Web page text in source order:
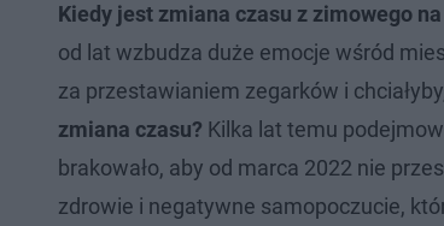
Kiedy jest zmiana czasu z zimowego
od lat wzbudza duże emocje wśród
za przestawianiem zegarków i
zmiana czasu? Kilka lat temu
brakowało, aby od marca 2022 nie
zdrowie i negatywne samopoczucie,